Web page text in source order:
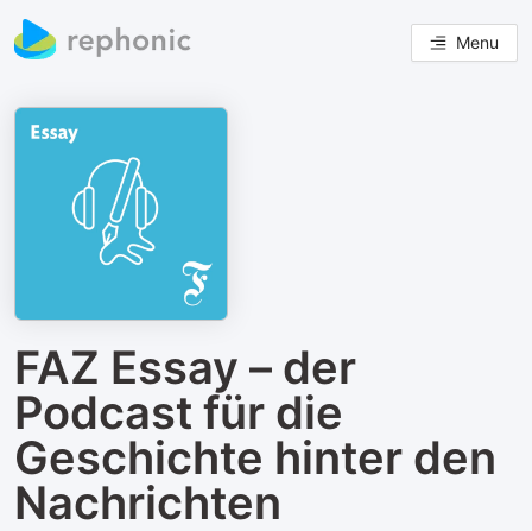
Menu
FAZ Essay – der
Podcast für die
Geschichte hinter den
Nachrichten